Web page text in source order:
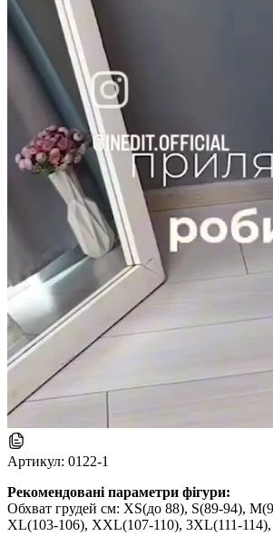
Артикул: 0122-1
Рекомендовані параметри фігури:
Обхват грудей см: XS(до 88), S(89-94),
XL(103-106), XXL(107-110), 3XL(111-